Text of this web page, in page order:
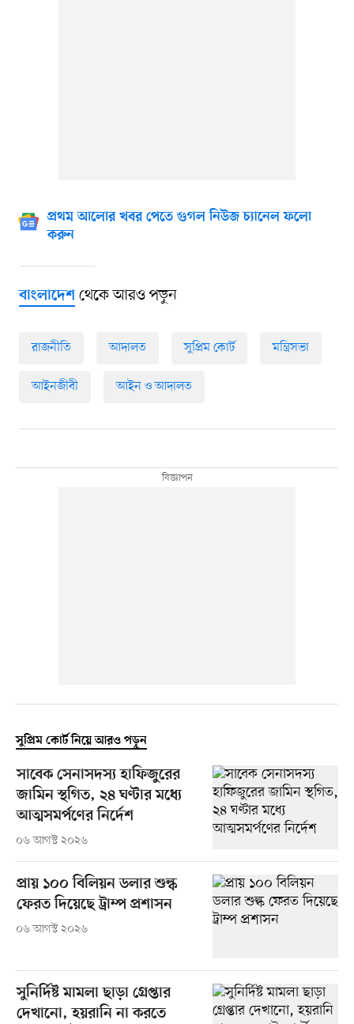
প্রথম আলোর খবর পেতে গুগল নিউজ চ্যানেল ফলো
করুন
বাংলাদেশথেকে আরও পড়ুন
রাজনীতি আদালত সুপ্রিম কোর্ট মন্ত্রিসভা
আইনজীবী আইন ও আদালত
সুপ্রিম কোর্ট নিয়ে আরও পড়ুন
সাবেক সেনাসদস্য হাফিজুরের
জামিন স্থগিত, ২৪ ঘণ্টার মধ্যে
আত্মসমর্পণের নির্দেশ
০৬ আগস্ট ২০২৬
প্রায় ১০০ বিলিয়ন ডলার শুল্ক
ফেরত দিয়েছে ট্রাম্প প্রশাসন
০৬ আগস্ট ২০২৬
সুনির্দিষ্ট মামলা ছাড়া গ্রেপ্তার
দেখানো, হয়রানি না করতে